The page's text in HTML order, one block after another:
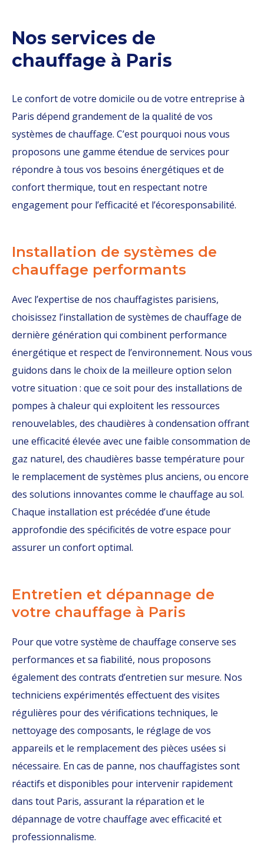
Nos services de
chauffage à Paris
Le confort de votre domicile ou de votre entreprise à
Paris dépend grandement de la qualité de vos
systèmes de chauffage. C’est pourquoi nous vous
proposons une gamme étendue de services pour
répondre à tous vos besoins énergétiques et de
confort thermique, tout en respectant notre
engagement pour l’efficacité et l’écoresponsabilité.
Installation de systèmes de
chauffage performants
Avec l’expertise de nos chauffagistes parisiens,
choisissez l’installation de systèmes de chauffage de
dernière génération qui combinent performance
énergétique et respect de l’environnement. Nous vous
guidons dans le choix de la meilleure option selon
votre situation : que ce soit pour des installations de
pompes à chaleur qui exploitent les ressources
renouvelables, des chaudières à condensation offrant
une efficacité élevée avec une faible consommation de
gaz naturel, des chaudières basse température pour
le remplacement de systèmes plus anciens, ou encore
des solutions innovantes comme le chauffage au sol.
Chaque installation est précédée d’une étude
approfondie des spécificités de votre espace pour
assurer un confort optimal.
Entretien et dépannage de
votre chauffage à Paris
Pour que votre système de chauffage conserve ses
performances et sa fiabilité, nous proposons
également des contrats d’entretien sur mesure. Nos
techniciens expérimentés effectuent des visites
régulières pour des vérifications techniques, le
nettoyage des composants, le réglage de vos
appareils et le remplacement des pièces usées si
nécessaire. En cas de panne, nos chauffagistes sont
réactifs et disponibles pour intervenir rapidement
dans tout Paris, assurant la réparation et le
dépannage de votre chauffage avec efficacité et
professionnalisme.